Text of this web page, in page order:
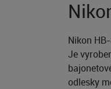
Nikon
Je
odlesky